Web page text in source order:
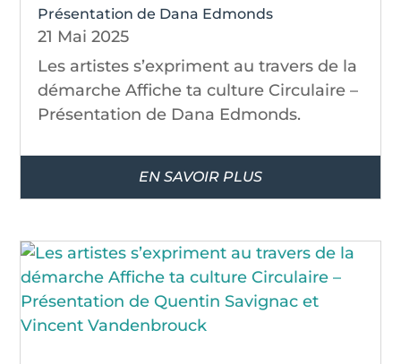
Présentation de Dana Edmonds
21 Mai 2025
Les artistes s’expriment au travers de la
démarche Affiche ta culture Circulaire –
Présentation de Dana Edmonds.
EN SAVOIR PLUS